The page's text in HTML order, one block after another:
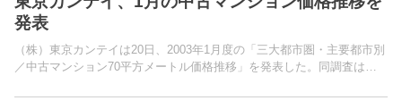
発表
（株）東京カンテイは20日、2003年1月度の「三大都市圏・主要都市別
／中古マンション70平方メートル価格推移」を発表した。同調査は、
出し、その平均坪単価を一般的なファミリータイプ...